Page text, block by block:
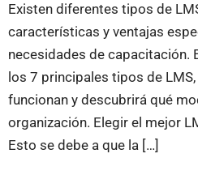
Existen diferentes tipos de
características y ventajas
necesidades de capacitación.
los 7 principales tipos de
funcionan y descubrirá qué
organización. Elegir el mejor
Esto se debe a que la […]